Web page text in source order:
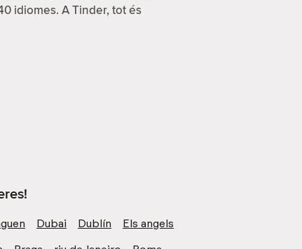
idiomes. A Tinder, tot és
Dubai Dublín
Els angels